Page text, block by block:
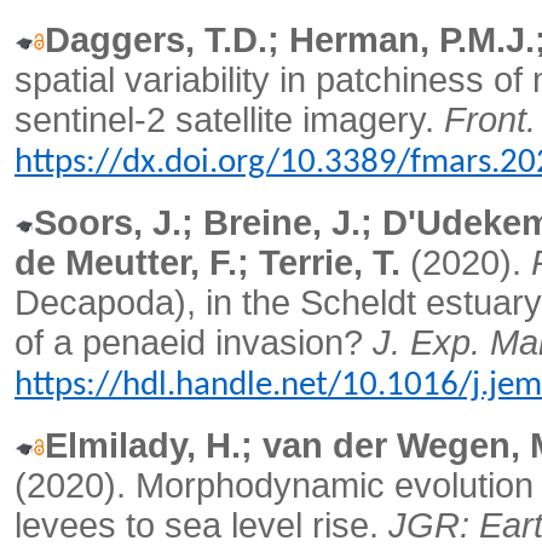
Daggers, T.D.; Herman,
spatial variability in patchiness
sentinel-2 satellite imagery.
https://dx.doi.org/10.3389/
Soors, J.; Breine, J.;
de Meutter, F.; Terrie, T. (2020).
Decapoda), in the Scheldt
of a penaeid invasion? J. Exp.
https://hdl.handle.net/10.1016/
Elmilady, H.; van der Wegen,
(2020). Morphodynamic
levees to sea level rise. JGR: